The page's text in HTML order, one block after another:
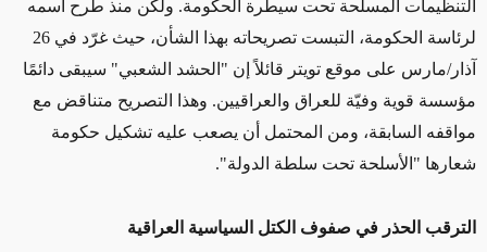
التنظيمات المسلحة تحت سيطرة الحكومة. ولكن منذ طرح اسمه
لرئاسة الحكومة، التبست تصريحاته بهذا الشأن، حيث غرّد في 26
آذار/مارس على موقع تويتر قائلاً إن "الحشد الشعبي" سيبقى دائمًا
مؤسسة قوية وفيّة للعراق والعراقيين. وهذا التصريح متناقض مع
مواقفه السابقة، ومن المحتمل أن يصعب عليه تشكيل حكومة
شعارها "الأسلحة تحت سلطة الدولة".
الترقب الحذر في صفوف الكتل السياسية العراقية